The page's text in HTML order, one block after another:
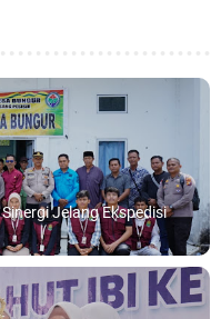
Jelang Ekspedisi